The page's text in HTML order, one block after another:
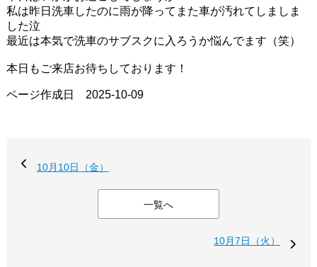
私は昨日洗車したのに雨が降ってまた車が汚れてしましま
した泣
最近は本気で洗車のサブスクに入ろうか悩んでます（笑）
本日もご来店お待ちしております！
ページ作成日 2025-10-09
10月10日（金）
一覧へ
10月7日（火）